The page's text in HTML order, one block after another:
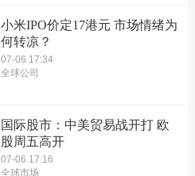
小米IPO价定17港元 市场情绪为
何转凉？
07-06 17:34
全球公司
国际股市：中美贸易战开打 欧
股周五高开
07-06 17:16
全球市场